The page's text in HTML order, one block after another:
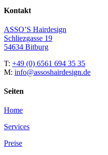
Kontakt
ASSO’S Hairdesign
Schliezgasse 19
54634 Bitburg
T: +49 (0) 6561 694 35 35
M: info@assoshairdesign.de
Seiten
Home
Services
Preise